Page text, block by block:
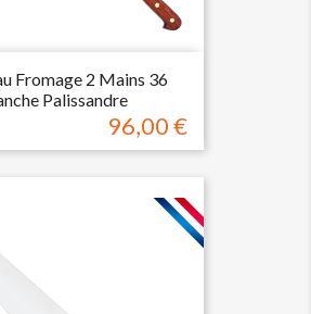
Fromage 2 Mains 36
Palissandre
Prix
96,00 €